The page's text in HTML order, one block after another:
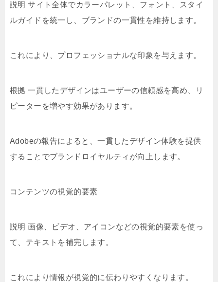
説明 サイト全体でカラーパレット、フォント、スタイ
ルガイドを統一し、ブランドの一貫性を維持します。
これにより、プロフェッショナルな印象を与えます。
根拠 一貫したデザインはユーザーの信頼感を高め、リ
ピーターを増やす効果があります。
Adobeの報告によると、一貫したデザイン体験を提供
することでブランドロイヤルティが向上します。
コンテンツの視覚的要素
説明 画像、ビデオ、アイコンなどの視覚的要素を使っ
て、テキストを補完します。
これにより情報が視覚的に伝わりやすくなります。